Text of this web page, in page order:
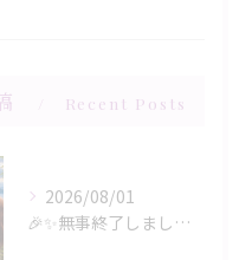
Recent Posts
2026/08/01
🎉✨無事終了しましたー‼️✨🎉